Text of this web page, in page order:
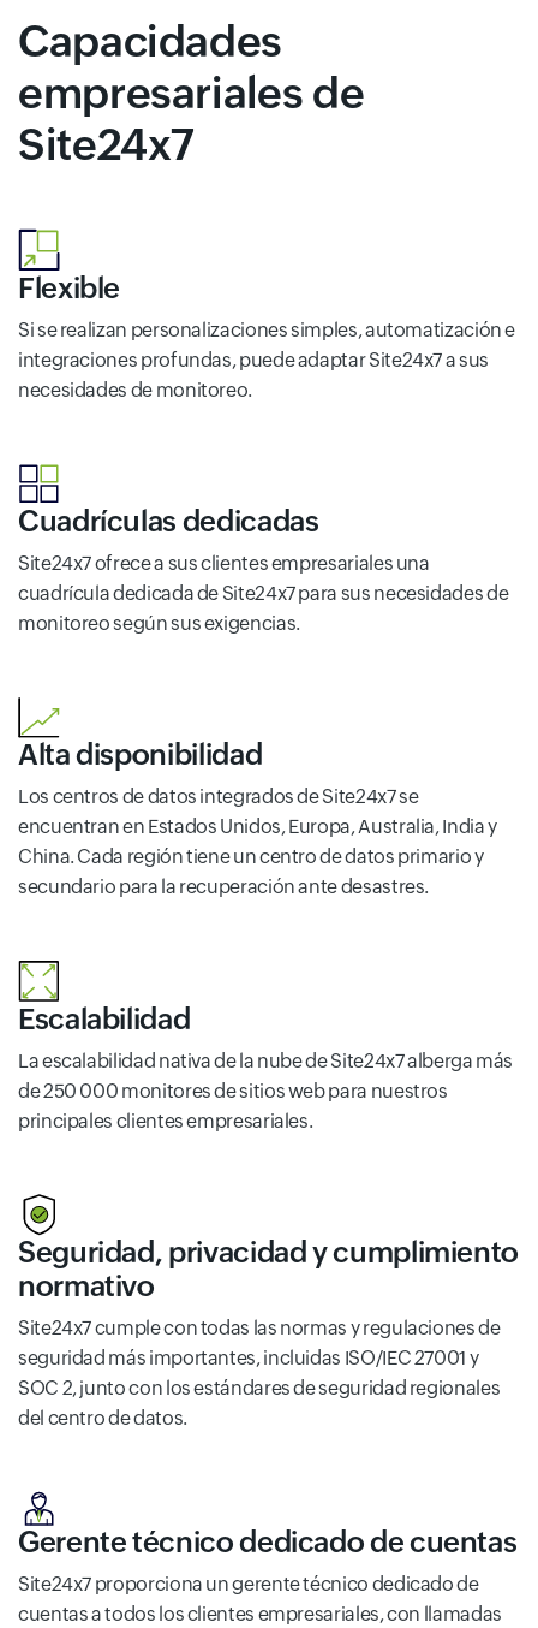
Capacidades
empresariales de
Site24x7
Flexible
Si se realizan personalizaciones simples, automatización e
integraciones profundas, puede adaptar Site24x7 a sus
necesidades de monitoreo.
Cuadrículas dedicadas
Site24x7 ofrece a sus clientes empresariales una
cuadrícula dedicada de Site24x7 para sus necesidades de
monitoreo según sus exigencias.
Alta disponibilidad
Los centros de datos integrados de Site24x7 se
encuentran en Estados Unidos, Europa, Australia, India y
China. Cada región tiene un centro de datos primario y
secundario para la recuperación ante desastres.
Escalabilidad
La escalabilidad nativa de la nube de Site24x7 alberga más
de 250 000 monitores de sitios web para nuestros
principales clientes empresariales.
Seguridad, privacidad y cumplimiento
normativo
Site24x7 cumple con todas las normas y regulaciones de
seguridad más importantes, incluidas ISO/IEC 27001 y
SOC 2, junto con los estándares de seguridad regionales
del centro de datos.
Gerente técnico dedicado de cuentas
Site24x7 proporciona un gerente técnico dedicado de
cuentas a todos los clientes empresariales, con llamadas